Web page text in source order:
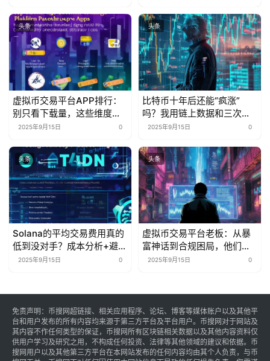
头条
虚拟币交易平台APP排行：
别只看下载量，这些维度才
是“真·核心指标”
2025年9月15日 0
头条
比特币十年后还能“疯涨”
吗？我用链上数据和三次抄
底经历告诉你
2025年9月15日 0
头条
Solana的平均交易费用真的
低到没对手？成本分析+避坑
指南来了
2025年9月15日 0
头条
虚拟币交易平台老板：从暴
富神话到合规困局，他们的
生存游戏变了？
2025年9月15日 0
免责声明：币搜网超链接、相关应用程序、论坛、博客等媒体账户以及其他平
台和用户发布的所有内容均来源于第三方平台及平台用户。币搜网对于网站及
其内容不作任何类型的保证，币搜网所有区块链相关数据以及其他内容资料仅
供用户学习及研究之用，不构成任何投资、法律等其他领域的建议和依据。币
搜网用户以及其他第三方平台在本网站发布的任何内容均由其个人负责，与币